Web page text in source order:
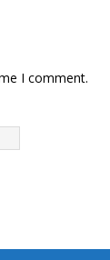
I comment.